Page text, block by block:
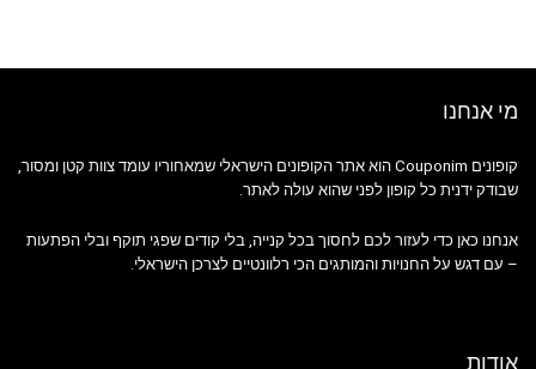
מי אנחנו
קופונים Couponim הוא אתר הקופונים הישראלי שמאחוריו עומד צוות קטן ומסור,
שבודק ידנית כל קופון לפני שהוא עולה לאתר.
אנחנו כאן כדי לעזור לכם לחסוך בכל קנייה, בלי קודים שפגי תוקף ובלי הפתעות
– עם דגש על החנויות והמותגים הכי רלוונטיים לצרכן הישראלי.
אודות